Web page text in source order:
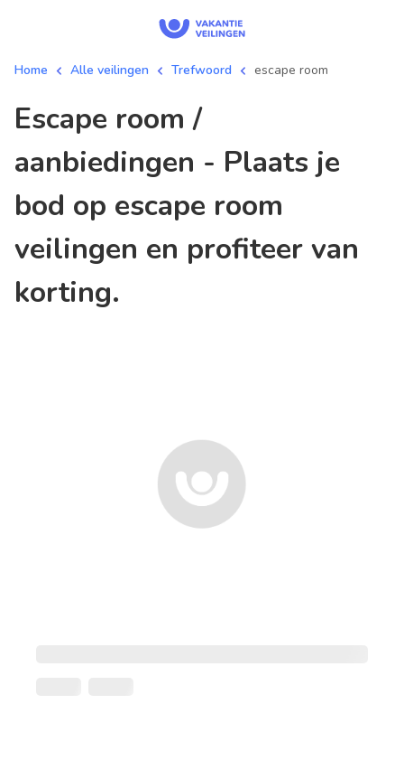
Home Alle veilingen Trefwoord escape room
escape room /
aanbiedingen - Plaats je
bod op escape room
veilingen en profiteer van
korting.